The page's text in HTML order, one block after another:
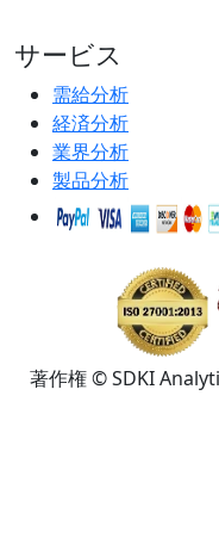
サービス
需給分析
経済分析
業界分析
製品分析
著作権 © SDKI